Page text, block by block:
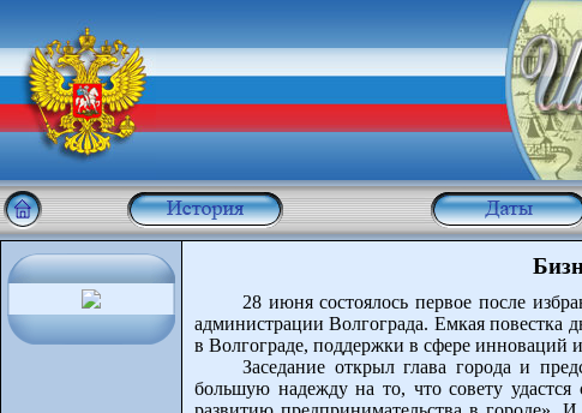
28 июня состоялось первое после
администрации Волгограда. Емкая повестка
в Волгограде, поддержки в сфере инноваций
Заседание открыл глава города и
большую надежду на то, что совету